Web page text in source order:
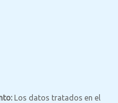
Los datos tratados en el